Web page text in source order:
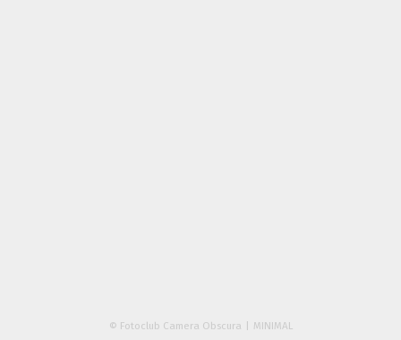
© Fotoclub Camera Obscura MINIMAL